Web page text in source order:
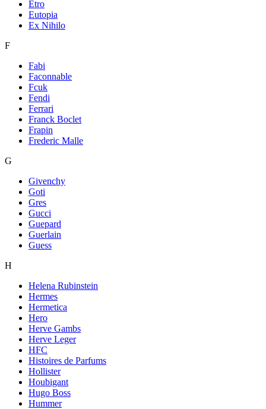
Etro
Eutopia
Ex Nihilo
F
Fabi
Faconnable
Fcuk
Fendi
Ferrari
Franck Boclet
Frapin
Frederic Malle
G
Givenchy
Goti
Gres
Gucci
Guepard
Guerlain
Guess
H
Helena Rubinstein
Hermes
Hermetica
Hero
Herve Gambs
Herve Leger
HFC
Histoires de Parfums
Hollister
Houbigant
Hugo Boss
Hummer